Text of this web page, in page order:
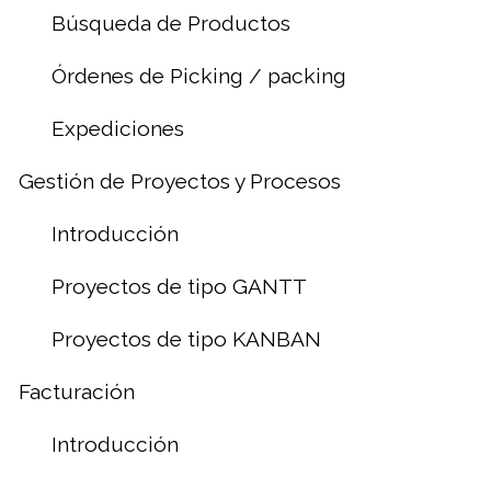
Búsqueda de Productos
Órdenes de Picking / packing
Expediciones
Gestión de Proyectos y Procesos
Introducción
Proyectos de tipo GANTT
Proyectos de tipo KANBAN
Facturación
Introducción